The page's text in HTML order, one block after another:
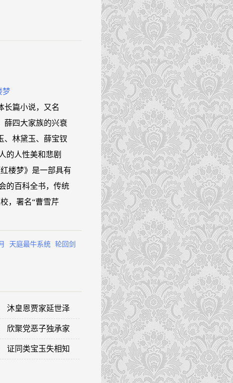
梦
长篇小说，又名
薛四大家族的兴衰
、林黛玉、薛宝钗
的人性美和悲剧
楼梦》是一部具有
的百科全书，传统
，署名“曹雪芹
天庭最牛系统 轮回剑
沐皇恩贾家延世泽
欣聚党恶子独承家
证同类宝玉失相知